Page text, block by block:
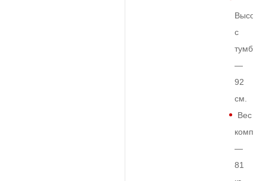
Высота
с
тумбой
—
92
см.
Вес
—
81